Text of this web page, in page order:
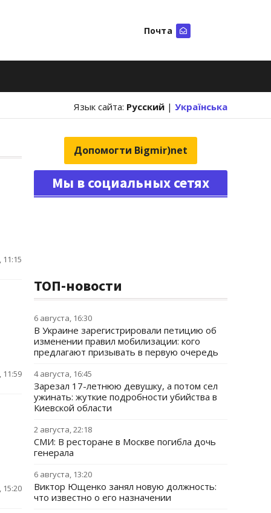
Почта
Язык сайта: Русский | Українська
11:15
11:59
15:20
Допомогти Bigmir)net
Мы в социальных сетях
ТОП-новости
6 августа, 16:30
В Украине зарегистрировали петицию об
изменении правил мобилизации: кого
предлагают призывать в первую очередь
4 августа, 16:45
Зарезал 17-летнюю девушку, а потом сел
ужинать: жуткие подробности убийства в
Киевской области
2 августа, 22:18
СМИ: В ресторане в Москве погибла дочь
генерала
6 августа, 13:20
Виктор Ющенко занял новую должность:
что известно о его назначении